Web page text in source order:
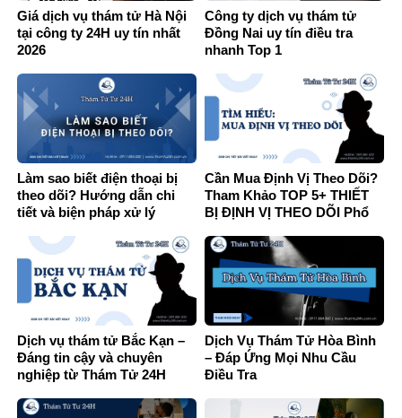
Giá dịch vụ thám tử Hà Nội
tại công ty 24H uy tín nhất
2026
Công ty dịch vụ thám tử
Đồng Nai uy tín điều tra
nhanh Top 1
Làm sao biết điện thoại bị
theo dõi? Hướng dẫn chi
tiết và biện pháp xử lý
Cần Mua Định Vị Theo Dõi?
Tham Khảo TOP 5+ THIẾT
BỊ ĐỊNH VỊ THEO DÕI Phổ
Dịch vụ thám tử Bắc Kạn –
Đáng tin cậy và chuyên
nghiệp từ Thám Tử 24H
Dịch Vụ Thám Tử Hòa Bình
– Đáp Ứng Mọi Nhu Cầu
Điều Tra